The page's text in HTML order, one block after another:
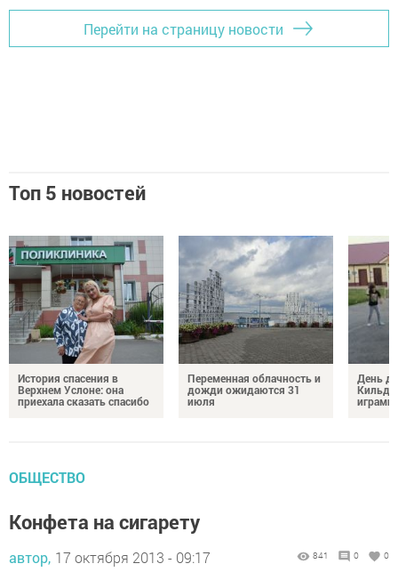
Перейти на страницу новости
Топ 5 новостей
История спасения в
Верхнем Услоне: она
приехала сказать спасибо
Переменная облачность и
дожди ожидаются 31
июля
День
играми
ОБЩЕСТВО
Конфета на сигарету
автор, 17 октября 2013 - 09:17 841 0 0